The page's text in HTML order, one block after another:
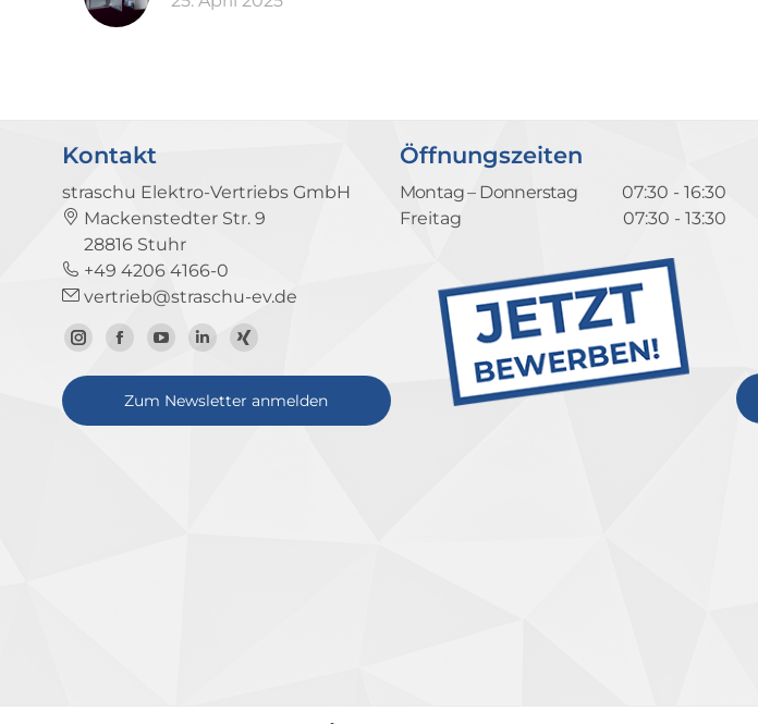
Kontakt
straschu Elektro-Vertriebs GmbH
Mackenstedter Str. 9
28816 Stuhr
+49 4206 4166-0
vertrieb@straschu-ev.de
Zum
Instagram-
Zur
Facebook-
Seite
Zum
YouTube-
Kanal
Zum
LinkedIn-
Profil
Zum
Xing-
Profil
Zum Newsletter anmelden
Öffnungszeiten
Montag – Donnerstag
07:30 - 16:30
Freitag
07:30 - 13:30